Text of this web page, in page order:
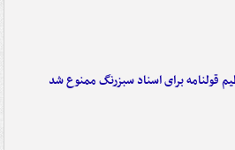
قولنامه برای اسناد سبزرنگ ممنوع شد